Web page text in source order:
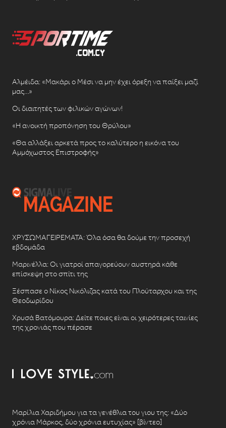
Αλμέιδα: «Μακάρι ο Μέσι να μην έχει όρεξη να παίξει μαζί
μας…»
Οι διαιτητές των φιλικών αγώνων!
«Η ανοικτή προπόνηση του Θρύλου»
«Θα αλλάξει αρκετά προς το καλύτερο η εικόνα του
Αμμόχωστος Επιστροφής»
ΧΡΥΣΩΜΑΓΕΙΡΕΜΑΤΑ: Όλα όσα θα δούμε την προσεχή
εβδομάδα
Μαρινέλλα: Οι γιατροί απαγορεύουν αυστηρά κάθε
επίσκεψη στο σπίτι της
Ξέσπασε ο Νίκος Νικόλιζας κατά του Πλούταρχου και της
Θεοδωρίδου
Χρυσά Βατόμουρα: Δείτε ποιες είναι οι χειρότερες ταινίες
της χρονιάς που πέρασε
Μαρίλια Χαριδήμου για τα γενέθλια του γιου της: «Δύο
χρόνια Μάρκος, δύο χρόνια ευτυχίας» [βίντεο]